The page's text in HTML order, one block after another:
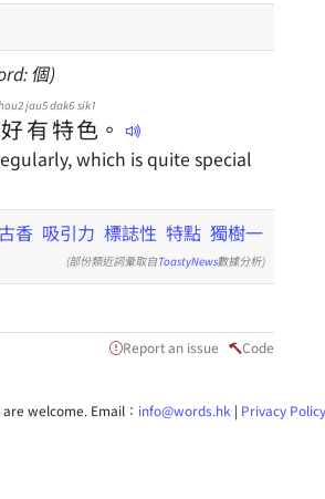
個)
好有
jau5
特
dak6
色
sik1
。
which is quite special
香 吸引力 標誌性 特點 獨樹一
(部份類近詞彙取自ToastyNews數據分析)
Report an issue Code
welcome. Email： info@words.hk | Privacy Policy